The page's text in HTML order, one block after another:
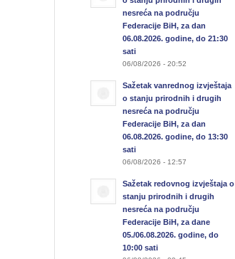
nesreća na području
Federacije BiH, za dan
06.08.2026. godine, do 21:30
sati
06/08/2026 - 20:52
Sažetak vanrednog izvještaja
o stanju prirodnih i drugih
nesreća na području
Federacije BiH, za dan
06.08.2026. godine, do 13:30
sati
06/08/2026 - 12:57
Sažetak redovnog izvještaja o
stanju prirodnih i drugih
nesreća na području
Federacije BiH, za dane
05./06.08.2026. godine, do
10:00 sati